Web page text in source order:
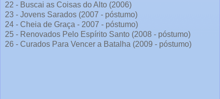
22 - Buscai as Coisas do Alto (2006)
23 - Jovens Sarados (2007 - póstumo)
24 - Cheia de Graça - 2007 - póstumo)
25 - Renovados Pelo Espírito Santo (2008 - póstumo)
26 - Curados Para Vencer a Batalha (2009 - póstumo)